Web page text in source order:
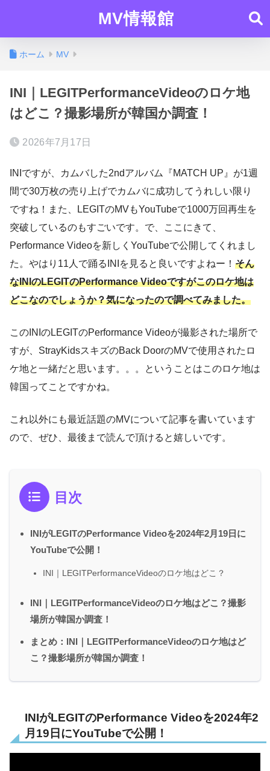
MV情報館
ホーム MV
INI｜LEGITPerformanceVideoのロケ地
はどこ？撮影場所が韓国か調査！
2026年7月17日
INIですが、カムバした2ndアルバム『MATCH UP』が1週
間で30万枚の売り上げでカムバに成功してうれしい限り
ですね！また、LEGITのMVもYouTubeで1000万回再生を
突破しているのもすごいです。で、ここにきて、
Performance Videoを新しくYouTubeで公開してくれまし
た。やはり11人で踊るINIを見ると良いですよねー！ そん
なINIのLEGITのPerformance Videoですがこのロケ地は
どこなのでしょうか？気になったので調べてみました。
このINIのLEGITのPerformance Videoが撮影された場所で
すが、StrayKidsスキズのBack DoorのMVで使用されたロ
ケ地と一緒だと思います。。。ということはこのロケ地は
韓国ってことですかね。
これ以外にも最近話題のMVについて記事を書いています
ので、ぜひ、最後まで読んで頂けると嬉しいです。
目次
INIがLEGITのPerformance Videoを2024年2月19日に
YouTubeで公開！
INI｜LEGITPerformanceVideoのロケ地はどこ？
INI｜LEGITPerformanceVideoのロケ地はどこ？撮影
場所が韓国か調査！
まとめ：INI｜LEGITPerformanceVideoのロケ地はど
こ？撮影場所が韓国か調査！
INIがLEGITのPerformance Videoを2024年2
月19日にYouTubeで公開！